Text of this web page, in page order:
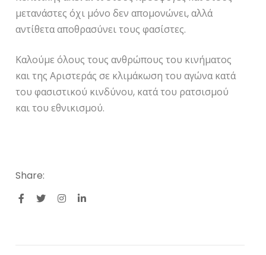
μετανάστες όχι μόνο δεν απομονώνει, αλλά
αντίθετα αποθρασύνει τους φασίστες.
Καλούμε όλους τους ανθρώπους του κινήματος
και της Αριστεράς σε κλιμάκωση του αγώνα κατά
του φασιστικού κινδύνου, κατά του ρατσισμού
και του εθνικισμού.
Share: